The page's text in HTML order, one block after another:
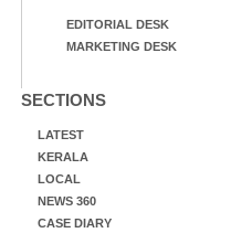
EDITORIAL DESK
MARKETING DESK
SECTIONS
LATEST
KERALA
LOCAL
NEWS 360
CASE DIARY